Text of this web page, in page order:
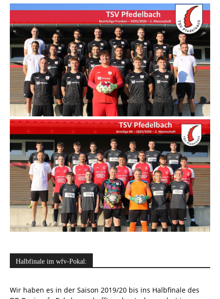
Halbfinale im wfv-Pokal:
Wir haben es in der Saison 2019/20 bis ins Halbfinale des